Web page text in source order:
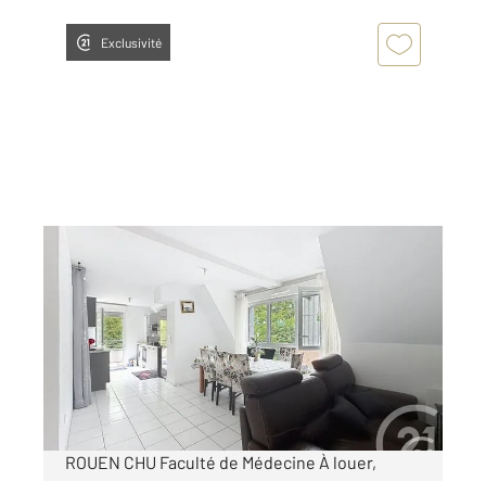
Exclusivité
ROUEN 76
94,32 m
, 5 pièces
Ref : 34435
Appartement F5 à louer
1 500 €
par mois charges comprises
ROUEN CHU Faculté de Médecine À louer,